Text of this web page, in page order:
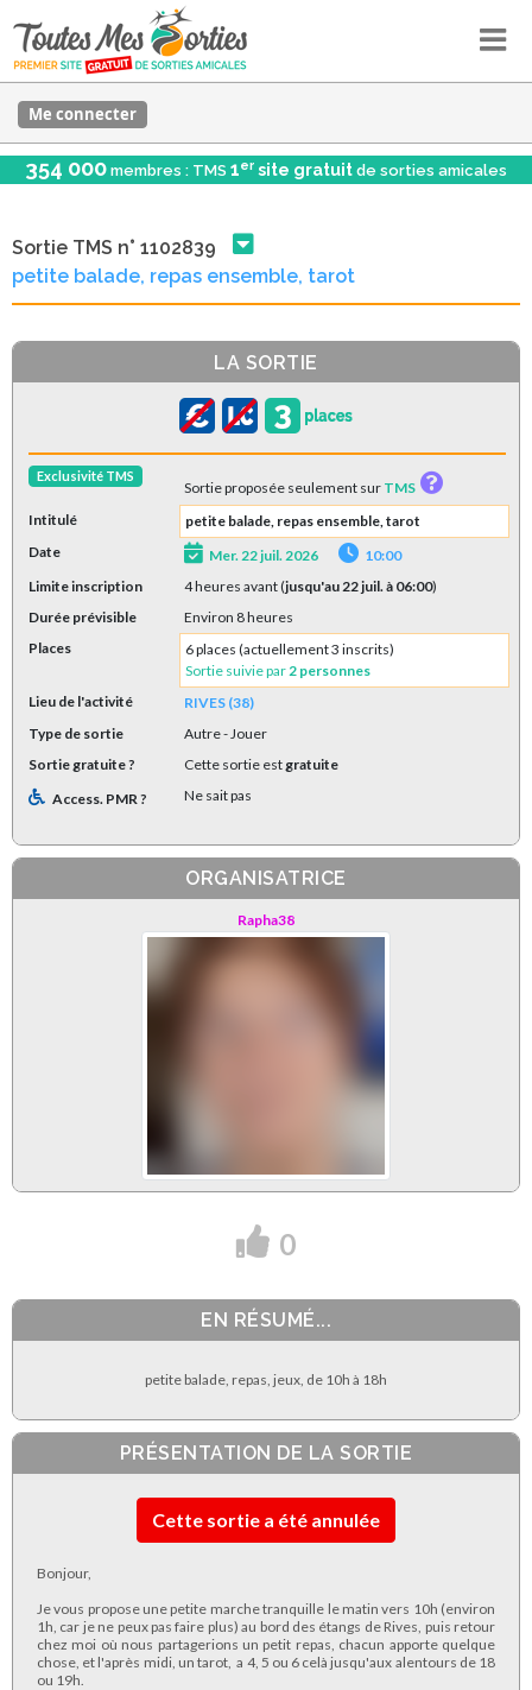
Me connecter
354 000 membres : TMS 1er site gratuit de sorties amicales
Sortie TMS n° 1102839
petite balade, repas ensemble, tarot
LA SORTIE
Exclusivité TMS
Sortie proposée seulement sur TMS
Intitulé
petite balade, repas ensemble, tarot
Date
Mer. 22 juil. 2026
10:00
Limite inscription
4 heures avant (jusqu'au 22 juil. à 06:00)
Durée prévisible
Environ 8 heures
Places
6 places (actuellement 3 inscrits)
Sortie suivie par 2 personnes
Lieu de l'activité
RIVES (38)
Type de sortie
Autre- Jouer
Sortie gratuite ?
Cette sortie est gratuite
Access. PMR ?
Ne sait pas
ORGANISATRICE
Rapha38
0
EN RÉSUMÉ...
petite balade, repas, jeux, de 10h à 18h
PRÉSENTATION DE LA SORTIE
Cette sortie a été annulée
Bonjour,
Je vous propose une petite marche tranquille le matin vers 10h (environ
1h, car je ne peux pas faire plus) au bord des étangs de Rives, puis retour
chez moi où nous partagerions un petit repas, chacun apporte quelque
chose, et l'après midi, un tarot, a 4, 5 ou 6 celà jusqu'aux alentours de 18
ou 19h.